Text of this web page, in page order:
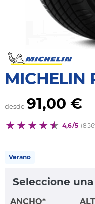
MICHELIN
desde 91,00 €
4,6/5
Verano
Seleccione
ANCHO*